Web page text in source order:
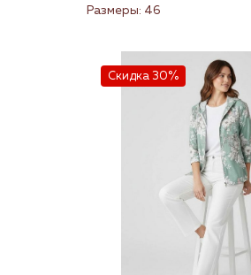
Размеры: 46
Скидка 30%